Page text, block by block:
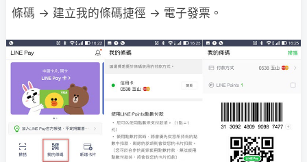
條碼 → 建立我的條碼捷徑 → 電子發票。